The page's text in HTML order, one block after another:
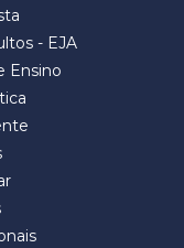
- EJA
Ensino